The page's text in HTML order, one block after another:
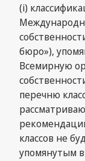
(i)
бюро»),
Всемирную
перечню
классов не
упомянутым в